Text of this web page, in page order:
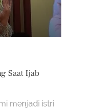
Saat Ijab
menjadi istri